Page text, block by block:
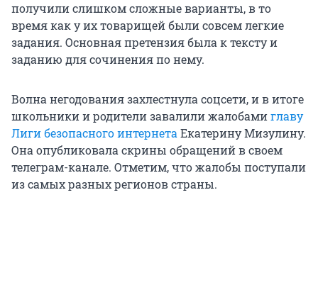
получили слишком сложные варианты, в то
время как у их товарищей были совсем легкие
задания. Основная претензия была к тексту и
заданию для сочинения по нему.
Волна негодования захлестнула соцсети, и в итоге
школьники и родители завалили жалобамиглаву
Лиги безопасного интернетаЕкатерину Мизулину.
Она опубликовала скрины обращений в своем
телеграм-канале. Отметим, что жалобы поступали
из самых разных регионов страны.